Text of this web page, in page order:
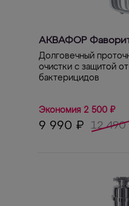
АКВАФОР
Долговечный
очистки с защитой
бактерицидов
Экономия 2 500 ₽
9 990 ₽ 12 490